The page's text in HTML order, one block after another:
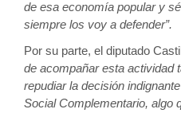
de esa economía popular y
siempre los voy a defender”.
Por su parte, el diputado
de acompañar esta actividad
repudiar la decisión
Social Complementario, algo